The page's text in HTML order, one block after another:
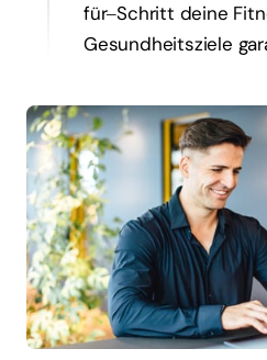
für‒Schritt deine
Gesundheitsziele